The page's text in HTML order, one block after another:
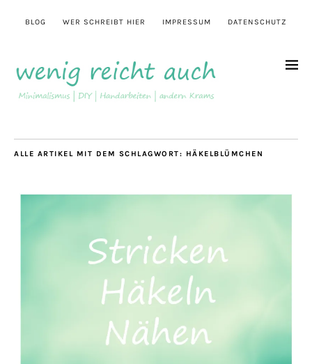
BLOG WER SCHREIBT HIER IMPRESSUM DATENSCHUTZ
ALLE ARTIKEL MIT DEM SCHLAGWORT: HÄKELBLÜMCHEN